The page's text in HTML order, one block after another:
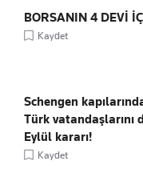
BORSANIN 4 DEVİ
Kaydet
Schengen
Türk vatandaşlarını
Eylül kararı!
Kaydet